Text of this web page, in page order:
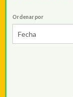
Ordenar por
Fecha